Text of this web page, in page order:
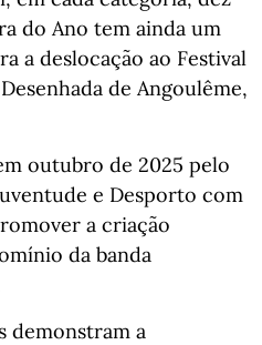
do Ano tem ainda um
a deslocação ao Festival
de Angoulême,
outubro de 2025 pelo
e Desporto com
a criação
da banda
demonstram a